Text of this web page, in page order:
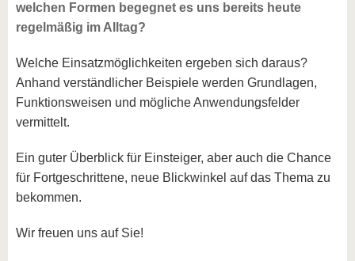
welchen Formen begegnet es uns bereits heute
regelmäßig im Alltag?
Welche Einsatzmöglichkeiten ergeben sich daraus?
Anhand verständlicher Beispiele werden Grundlagen,
Funktionsweisen und mögliche Anwendungsfelder
vermittelt.
Ein guter Überblick für Einsteiger, aber auch die Chance
für Fortgeschrittene, neue Blickwinkel auf das Thema zu
bekommen.
Wir freuen uns auf Sie!